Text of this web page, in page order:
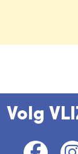
Volg